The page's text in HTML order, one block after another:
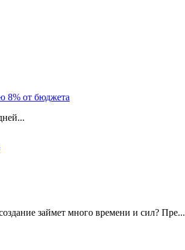
8% от бюджета
займет много времени и сил? Пре...